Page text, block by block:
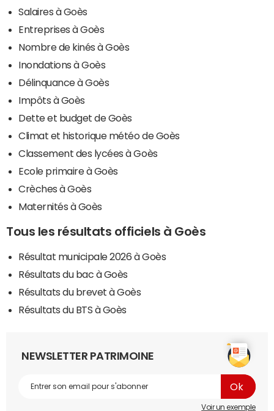
Salaires à Goès
Entreprises à Goès
Nombre de kinés à Goès
Inondations à Goès
Délinquance à Goès
Impôts à Goès
Dette et budget de Goès
Climat et historique météo de Goès
Classement des lycées à Goès
Ecole primaire à Goès
Crèches à Goès
Maternités à Goès
Tous les résultats officiels à Goès
Résultat municipale 2026 à Goès
Résultats du bac à Goès
Résultats du brevet à Goès
Résultats du BTS à Goès
NEWSLETTER PATRIMOINE
Voir un exemple